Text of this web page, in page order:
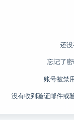
还
忘记了
账号被禁
没有收到验证邮件或